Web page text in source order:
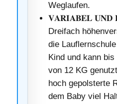
Weglaufen.
𝐕𝐀𝐑𝐈𝐀𝐁𝐄𝐋
Dreifach
die
Kind und kann
von 12 KG
hoch gepolsterte
dem Baby viel